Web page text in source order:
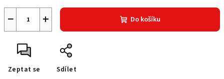
+
− Do košíku
Zeptat se Sdílet